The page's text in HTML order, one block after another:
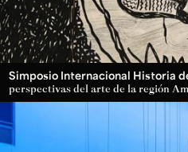
Simposio Internacional Historia
perspectivas del arte de la región